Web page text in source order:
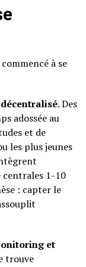
à se
. Des
adossée au
et de
les plus jeunes
1-10
: capter le
et
trouve